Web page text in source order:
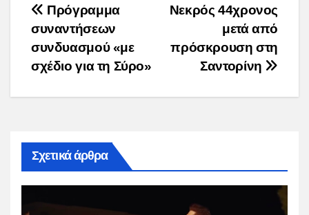
Post
navigation
Νεκρός 44χρονος
μετά από
πρόσκρουση στη
Σαντορίνη
Πρόγραμμα
συναντήσεων
συνδυασμού «με
σχέδιο για τη Σύρο»
Σχετικά άρθρα